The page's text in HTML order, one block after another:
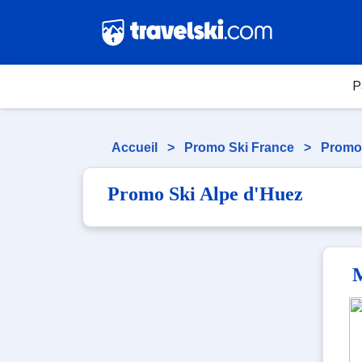
Accueil > Promo Ski France >
Promo Ski Alpe d'Huez